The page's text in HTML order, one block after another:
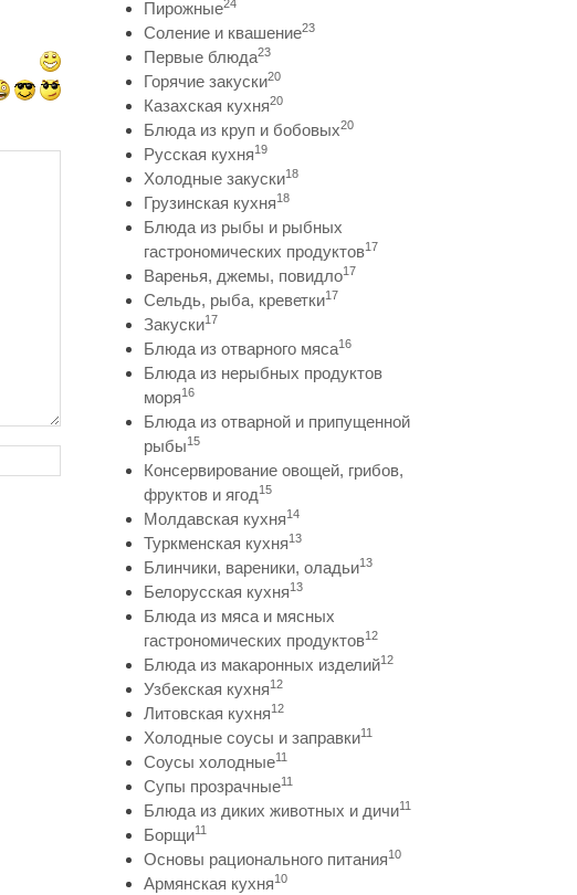
Пирожные24
Соление и квашение23
Первые блюда23
Горячие закуски20
Казахская кухня20
Блюда из круп и бобовых20
Русская кухня19
Холодные закуски18
Грузинская кухня18
Блюда из рыбы и рыбных
гастрономических продуктов17
Варенья, джемы, повидло17
Сельдь, рыба, креветки17
Закуски17
Блюда из отварного мяса16
Блюда из нерыбных продуктов
моря16
Блюда из отварной и припущенной
рыбы15
Консервирование овощей, грибов,
фруктов и ягод15
Молдавская кухня14
Туркменская кухня13
Блинчики, вареники, оладьи13
Белорусская кухня13
Блюда из мяса и мясных
гастрономических продуктов12
Блюда из макаронных изделий12
Узбекская кухня12
Литовская кухня12
Холодные соусы и заправки11
Соусы холодные11
Супы прозрачные11
Блюда из диких животных и дичи11
Борщи11
Основы рационального питания10
Армянская кухня10